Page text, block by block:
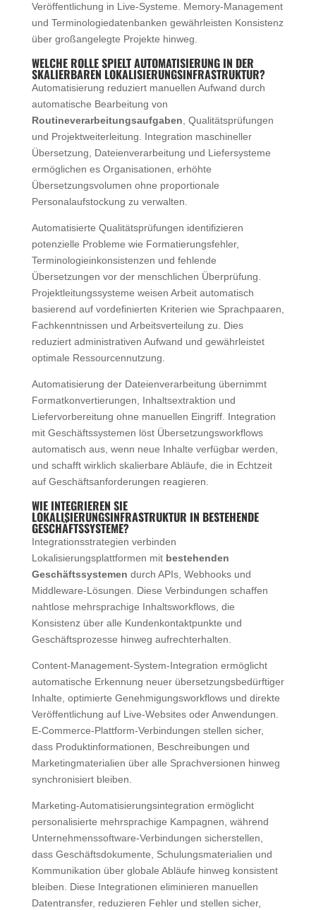
Veröffentlichung in Live-Systeme. Memory-Management
und Terminologiedatenbanken gewährleisten Konsistenz
über großangelegte Projekte hinweg.
WELCHE ROLLE SPIELT AUTOMATISIERUNG IN DER
SKALIERBAREN LOKALISIERUNGSINFRASTRUKTUR?
Automatisierung reduziert manuellen Aufwand durch
automatische Bearbeitung von
Routineverarbeitungsaufgaben , Qualitätsprüfungen
und Projektweiterleitung. Integration maschineller
Übersetzung, Dateienverarbeitung und Liefersysteme
ermöglichen es Organisationen, erhöhte
Übersetzungsvolumen ohne proportionale
Personalaufstockung zu verwalten.
Automatisierte Qualitätsprüfungen identifizieren
potenzielle Probleme wie Formatierungsfehler,
Terminologieinkonsistenzen und fehlende
Übersetzungen vor der menschlichen Überprüfung.
Projektleitungssysteme weisen Arbeit automatisch
basierend auf vordefinierten Kriterien wie Sprachpaaren,
Fachkenntnissen und Arbeitsverteilung zu. Dies
reduziert administrativen Aufwand und gewährleistet
optimale Ressourcennutzung.
Automatisierung der Dateienverarbeitung übernimmt
Formatkonvertierungen, Inhaltsextraktion und
Liefervorbereitung ohne manuellen Eingriff. Integration
mit Geschäftssystemen löst Übersetzungsworkflows
automatisch aus, wenn neue Inhalte verfügbar werden,
und schafft wirklich skalierbare Abläufe, die in Echtzeit
auf Geschäftsanforderungen reagieren.
WIE INTEGRIEREN SIE
LOKALISIERUNGSINFRASTRUKTUR IN BESTEHENDE
GESCHÄFTSSYSTEME?
Integrationsstrategien verbinden
Lokalisierungsplattformen mit bestehenden
Geschäftssystemen durch APIs, Webhooks und
Middleware-Lösungen. Diese Verbindungen schaffen
nahtlose mehrsprachige Inhaltsworkflows, die
Konsistenz über alle Kundenkontaktpunkte und
Geschäftsprozesse hinweg aufrechterhalten.
Content-Management-System-Integration ermöglicht
automatische Erkennung neuer übersetzungsbedürftiger
Inhalte, optimierte Genehmigungsworkflows und direkte
Veröffentlichung auf Live-Websites oder Anwendungen.
E-Commerce-Plattform-Verbindungen stellen sicher,
dass Produktinformationen, Beschreibungen und
Marketingmaterialien über alle Sprachversionen hinweg
synchronisiert bleiben.
Marketing-Automatisierungsintegration ermöglicht
personalisierte mehrsprachige Kampagnen, während
Unternehmenssoftware-Verbindungen sicherstellen,
dass Geschäftsdokumente, Schulungsmaterialien und
Kommunikation über globale Abläufe hinweg konsistent
bleiben. Diese Integrationen eliminieren manuellen
Datentransfer, reduzieren Fehler und stellen sicher,